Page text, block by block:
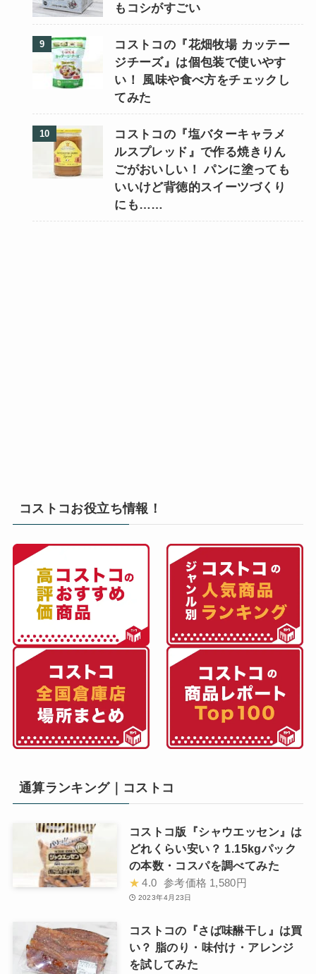
もコシがすごい
コストコの『花畑牧場 カッテー
ジチーズ』は個包装で使いやす
い！ 風味や食べ方をチェックし
てみた
コストコの『塩バターキャラメ
ルスプレッド』で作る焼きりん
ごがおいしい！ パンに塗っても
いいけど背徳的スイーツづくり
にも……
コストコお役立ち情報！
通算ランキング｜コストコ
コストコ版『シャウエッセン』は
どれくらい安い？ 1.15kgパック
の本数・コスパを調べてみた
★ 4.0 参考価格 1,580円
2023年4月23日
コストコの『さば味醂干し』は買
い？ 脂のり・味付け・アレンジ
を試してみた